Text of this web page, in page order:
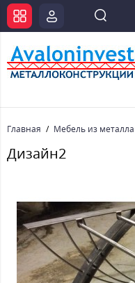
Главная Мебель из металла
Дизайн2